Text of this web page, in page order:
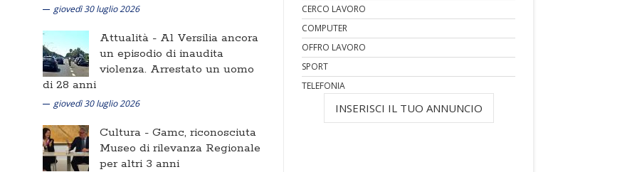
giovedì 30 luglio 2026
Attualità - Al Versilia ancora
un episodio di inaudita
violenza. Arrestato un uomo
di 28 anni
giovedì 30 luglio 2026
Cultura - Gamc, riconosciuta
Museo di rilevanza Regionale
per altri 3 anni
CERCO LAVORO
COMPUTER
OFFRO LAVORO
SPORT
TELEFONIA
INSERISCI IL TUO ANNUNCIO